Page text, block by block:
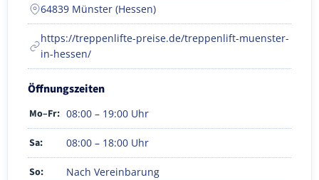
64839 Münster (Hessen)
https://treppenlifte-preise.de/treppenlift-muenster-
in-hessen/
Öffnungszeiten
Mo–Fr: 08:00 – 19:00 Uhr
Sa: 08:00 – 18:00 Uhr
So: Nach Vereinbarung